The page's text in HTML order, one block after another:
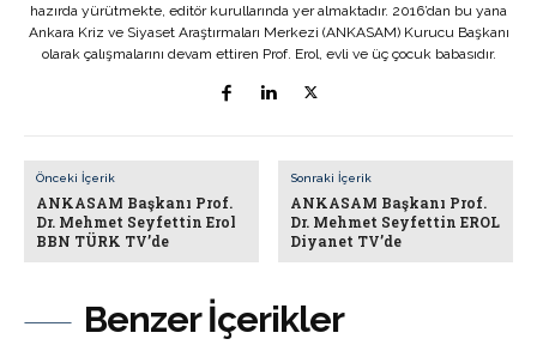
Benzer İçerikler
hazırda yürütmekte, editör kurullarında yer almaktadır. 2016’dan bu yana
Ankara Kriz ve Siyaset Araştırmaları Merkezi (ANKASAM) Kurucu Başkanı
olarak çalışmalarını devam ettiren Prof. Erol, evli ve üç çocuk babasıdır.
Önceki İçerik
ANKASAM Başkanı Prof.
Dr. Mehmet Seyfettin Erol
BBN TÜRK TV’de
Sonraki İçerik
ANKASAM Başkanı Prof.
Dr. Mehmet Seyfettin EROL
Diyanet TV’de